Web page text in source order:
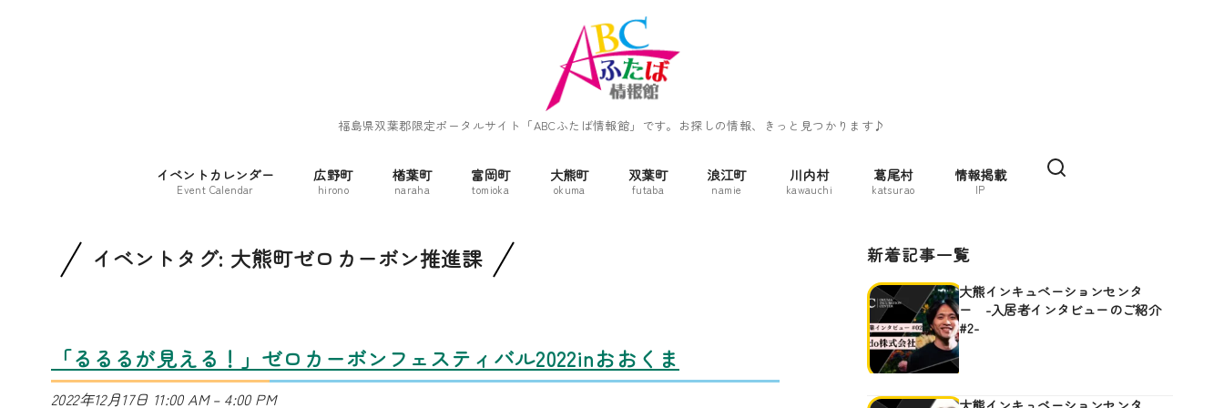
福島県双葉郡限定ポータルサイト「ABCふたば情報館」です。お探しの情報、きっと見つかります♪
イベントカレンダー
Event Calendar
広野町
hirono
楢葉町
naraha
富岡町
tomioka
大熊町
okuma
双葉町
futaba
浪江町
namie
川内村
kawauchi
葛尾村
katsurao
情報掲載
IP
イベントタグ: 大熊町ゼロカーボン推進課
「るるるが見える！」ゼロカーボンフェスティバル2022inおおくま
2022年12月17日 11:00 AM– 4:00 PM
新着記事一覧
大熊インキュベーションセンタ
ー -入居者インタビューのご紹介
#2-